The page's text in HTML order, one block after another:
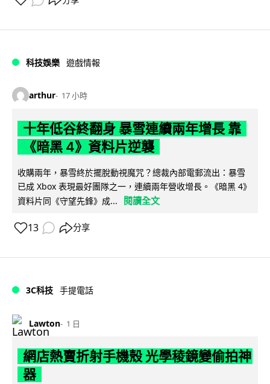
科技娛樂 遊戲情報
arthur 17 小時
十年低谷終翻身 暴雪連續兩年增長 靠
《暗黑 4》資料片逆襲
收購兩年，暴雪終於擺脫動視魔咒？總裁內部電郵流出：暴雪
已成 Xbox 表現最好團隊之一，連續兩年營收增長。《暗黑 4》
資料片同《守望先鋒》成...
閱讀全文
13 分享
3C科技 手提電話
Lawton 1 日
網店熱賣折射手機殼 光學稜鏡變偷拍神
器